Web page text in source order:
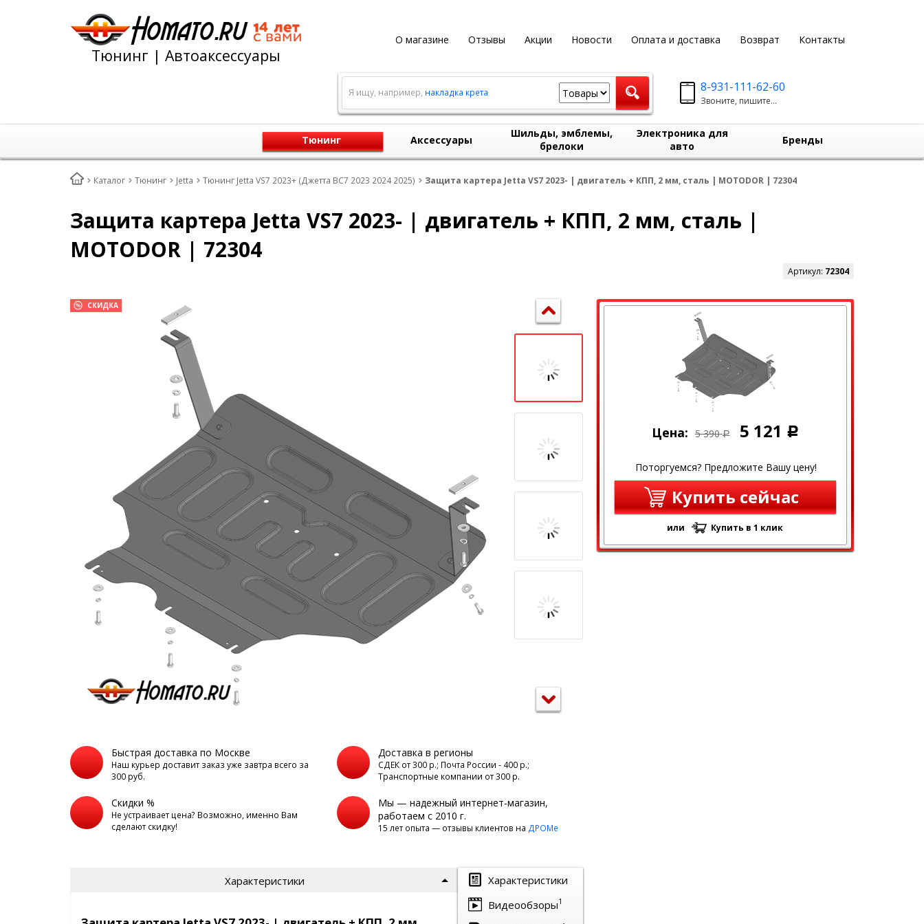
О магазине Отзывы Акции Новости Оплата и доставка Возврат Контакты
Тюнинг | Автоаксессуары
8-931-111-62-60
Звоните, пишите...
Я ищу, например, накладка крета
Тюнинг Аксессуары
Шильды, эмблемы,
брелоки
Электроника для
авто
Бренды
Каталог Тюнинг Jetta Тюнинг Jetta VS7 2023+ (Джетта ВС7 2023 2024 2025) Защита картера Jetta VS7 2023- | двигатель + КПП, 2 мм, сталь | MOTODOR | 72304
Защита картера Jetta VS7 2023- | двигатель + КПП, 2 мм, сталь |
MOTODOR | 72304
Артикул: 72304
СКИДКА
Цена: 5 390 Р 5 121 Р
Поторгуемся? Предложите Вашу цену!
Купить сейчас
или Купить в 1 клик
Быстрая доставка по Москве
Наш курьер доставит заказ уже завтра всего за
300 руб.
Доставка в регионы
СДЕК от 300 р.; Почта России - 400 р.;
Транспортные компании от 300 р.
Скидки %
Не устраивает цена? Возможно, именно Вам
сделают скидку!
Мы — надежный интернет-магазин,
работаем с 2010 г.
15 лет опыта — отзывы клиентов на ДРОМе
Характеристики
Видеообзоры1
Характеристики